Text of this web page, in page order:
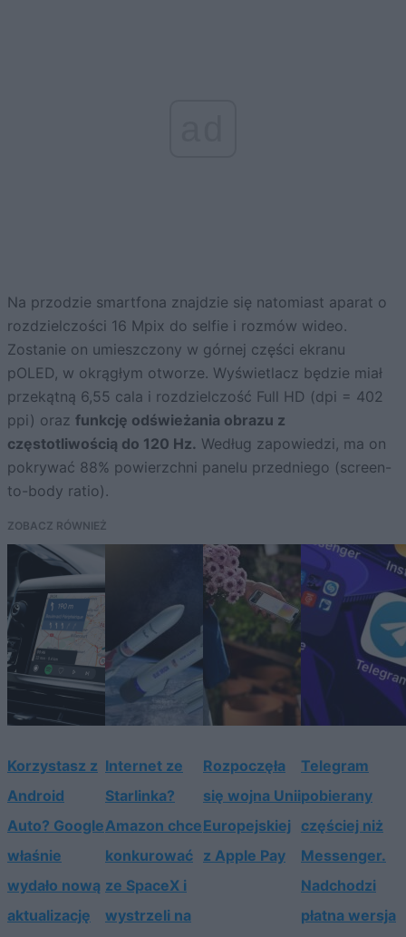
Na przodzie smartfona znajdzie się natomiast aparat o
rozdzielczości 16 Mpix do selfie i rozmów wideo.
Zostanie on umieszczony w górnej części ekranu
pOLED, w okrągłym otworze. Wyświetlacz będzie miał
przekątną 6,55 cala i rozdzielczość Full HD (dpi = 402
ppi) oraz funkcję odświeżania obrazu z
częstotliwością do 120 Hz. Według zapowiedzi, ma on
pokrywać 88% powierzchni panelu przedniego (screen-
to-body ratio).
ZOBACZ RÓWNIEŻ
Korzystasz z
Android
Auto? Google
właśnie
wydało nową
aktualizację
Internet ze
Starlinka?
Amazon chce
konkurować
ze SpaceX i
wystrzeli na
Rozpoczęła
się wojna Unii
Europejskiej
z Apple Pay
Telegram
pobierany
częściej niż
Messenger.
Nadchodzi
płatna wersja